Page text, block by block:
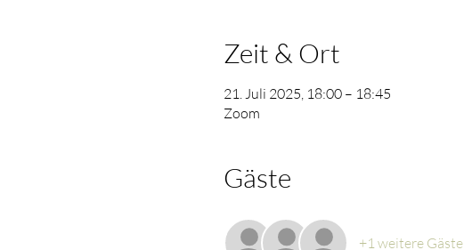
Zeit & Ort
21. Juli 2025, 18:00 – 18:45
Zoom
Gäste
+1 weitere Gäste